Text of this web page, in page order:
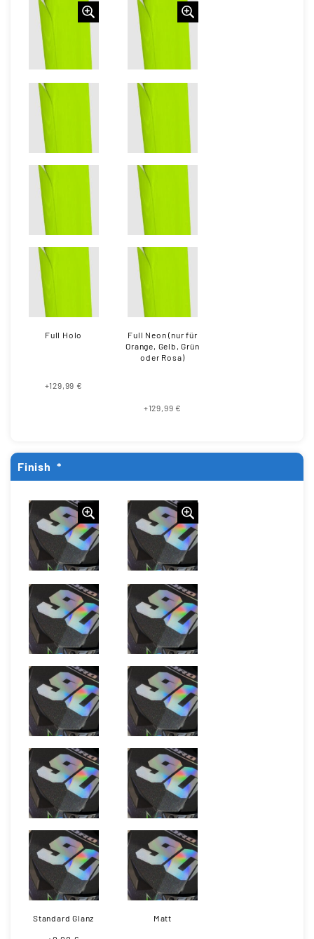
Full Holo
+129,99 €
Full Neon (nur für
Orange, Gelb, Grün
oder Rosa)
+129,99 €
Finish *
Standard Glanz Matt